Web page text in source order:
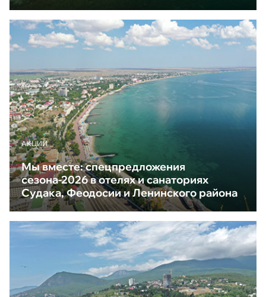
АКЦИИ
Мы вместе: спецпредложения
сезона-2026 в отелях и санаториях
Судака, Феодосии и Ленинского района